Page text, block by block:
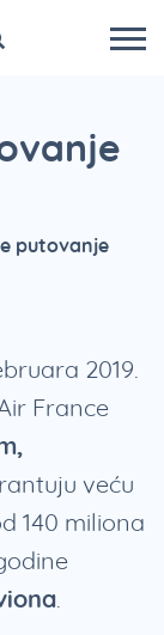
putovanje
2019.
France
veću
140 miliona
.